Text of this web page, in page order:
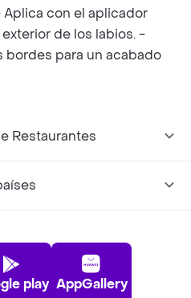
con el aplicador
de los labios. -
bordes para un acabado
Restaurantes
play AppGallery